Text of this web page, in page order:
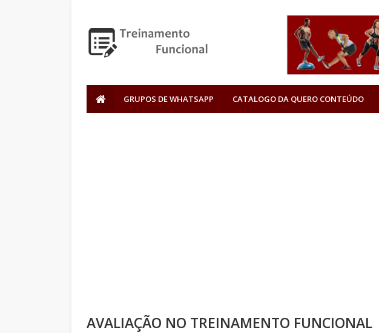
GRUPOS DE WHATSAPP CATALOGO DA QUERO CONTEÚDO
AVALIAÇÃO NO TREINAMENTO FUNCIONAL